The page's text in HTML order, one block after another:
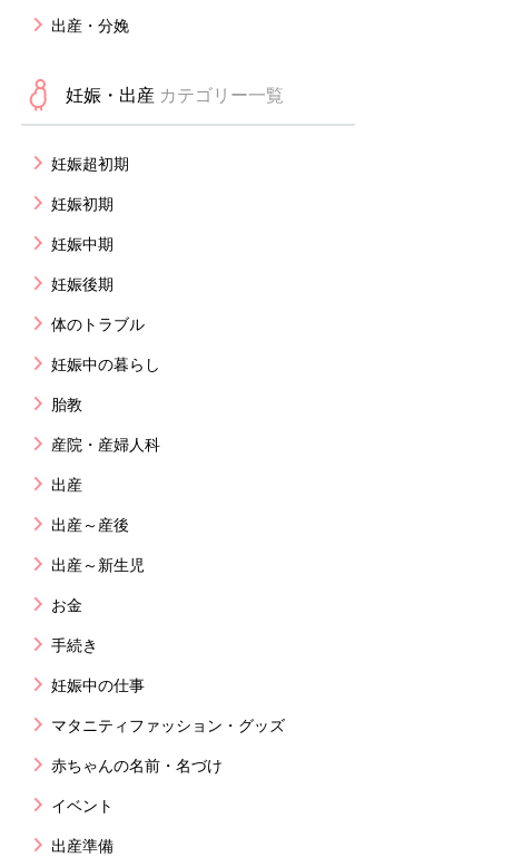
出産・分娩
妊娠・出産 カテゴリー一覧
妊娠超初期
妊娠初期
妊娠中期
妊娠後期
体のトラブル
妊娠中の暮らし
胎教
産院・産婦人科
出産
出産～産後
出産～新生児
お金
手続き
妊娠中の仕事
マタニティファッション・グッズ
赤ちゃんの名前・名づけ
イベント
出産準備